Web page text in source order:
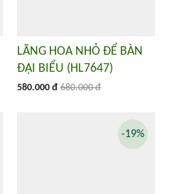
LÃNG HOA NHỎ ĐỂ BÀN
ĐẠI BIỂU (HL7647)
580.000 đ 680.000 đ
-19%